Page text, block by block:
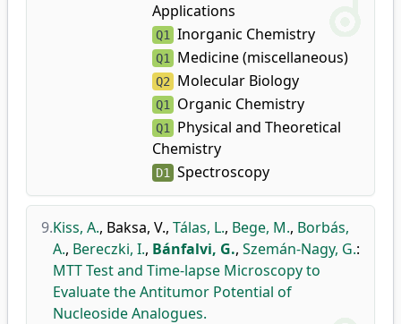
Applications
Q1 Inorganic Chemistry
Q1 Medicine (miscellaneous)
Q2 Molecular Biology
Q1 Organic Chemistry
Q1
Physical and Theoretical
Chemistry
D1 Spectroscopy
9.Kiss, A., Baksa, V., Tálas, L., Bege, M., Borbás,
A., Bereczki, I., Bánfalvi, G., Szemán-Nagy, G.:
MTT Test and Time-lapse Microscopy to
Evaluate the Antitumor Potential of
Nucleoside Analogues.